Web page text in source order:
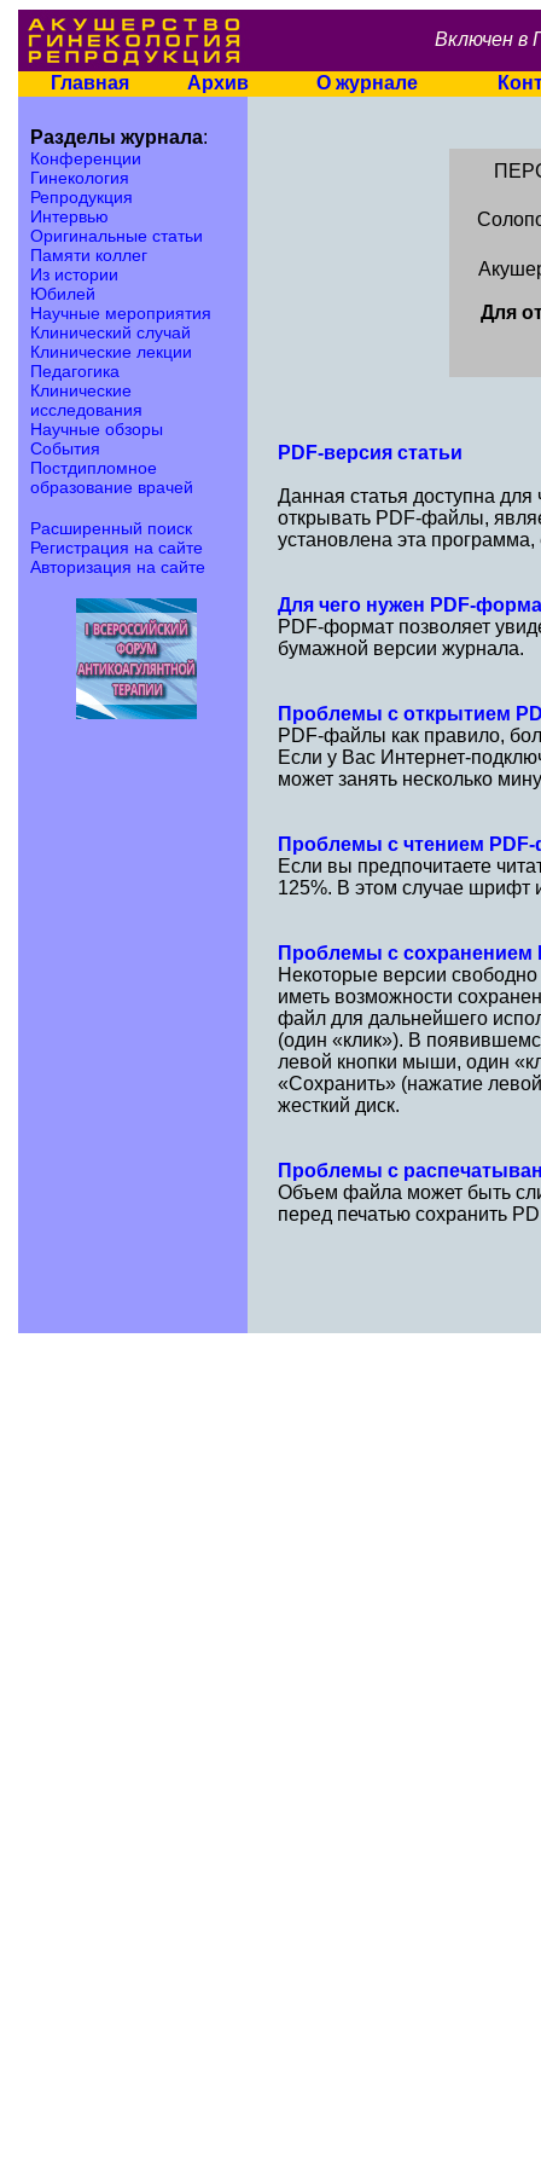
Включен в
Главная Архив О журнале
Разделы журнала:
Конференции
Гинекология
Репродукция
Интервью
Оригинальные статьи
Памяти коллег
Из истории
Юбилей
Научные мероприятия
Клинический случай
Клинические лекции
Педагогика
Клинические
исследования
Научные обзоры
События
Постдипломное
образование врачей
Расширенный поиск
Регистрация на сайте
Авторизация на сайте
Для
PDF-версия статьи
Данная статья доступна
открывать PDF-файлы,
установлена эта
Для чего нужен PDF-
PDF-формат позволяет
бумажной версии журнала.
Проблемы с открытием
PDF-файлы как правило,
Если у Вас Интернет-
может занять несколько
Проблемы с чтением
Если вы предпочитаете
125%. В этом случае шрифт
Проблемы с сохранением
Некоторые версии
иметь возможности
файл для дальнейшего
(один «клик»). В
левой кнопки мыши, один
«Сохранить» (нажатие
жесткий диск.
Проблемы с
Объем файла может быть
перед печатью сохранить